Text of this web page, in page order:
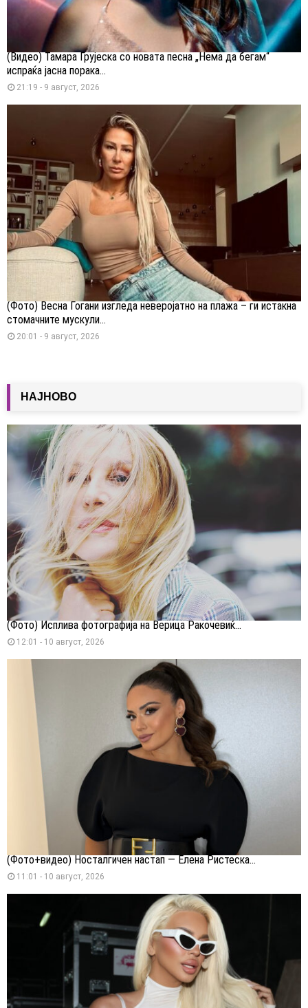
(Видео) Тамара Грујеска со новата песна „Нема да бегам“
испраќа јасна порака...
21:19 - 9 август, 2026
(Фото) Весна Ѓогани изгледа неверојатно на плажа – ги истакна
стомачните мускули...
20:01 - 9 август, 2026
НАЈНОВО
(Фото) Исплива фотографија на Верица Ракочевиќ...
12:01 - 10 август, 2026
(Фото+видео) Носталгичен настап — Елена Ристеска...
11:01 - 10 август, 2026